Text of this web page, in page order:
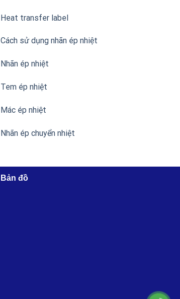
Heat transfer label
Cách sử dụng nhãn ép nhiệt
Nhãn ép nhiệt
Tem ép nhiệt
Mác ép nhiệt
Nhãn ép chuyển nhiệt
Bản đồ